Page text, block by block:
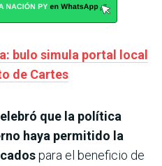
bulo simula portal local
de Cartes
que la política
haya permitido la
para el beneficio de